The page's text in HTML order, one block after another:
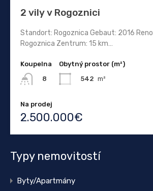
2 vily v Rogoznici
Standort: Rogoznica Gebaut: 2016
Rogoznica Zentrum: 15 km…
Koupelna
8
Obytný prostor (m²)
542 m²
Na prodej
2.500.000€
Typy nemovitostí
Byty/Apartmány